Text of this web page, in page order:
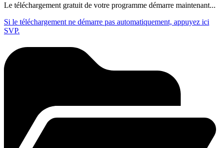
Le téléchargement gratuit de votre programme démarre maintenant...
Si le téléchargement ne démarre pas automatiquement, appuyez ici
SVP.